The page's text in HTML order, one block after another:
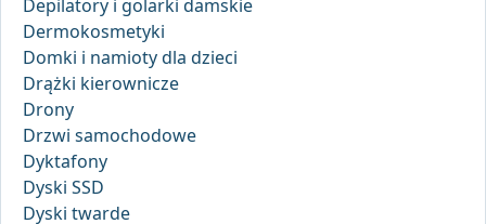
Depilatory i golarki damskie
Dermokosmetyki
Domki i namioty dla dzieci
Drążki kierownicze
Drony
Drzwi samochodowe
Dyktafony
Dyski SSD
Dyski twarde